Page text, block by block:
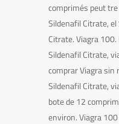
comprimés peut
Sildenafil Citrate,
Citrate. Viagra
Sildenafil Citrate,
comprar Viagra sin
Sildenafil Citrate,
bote de 12
environ. Viagra